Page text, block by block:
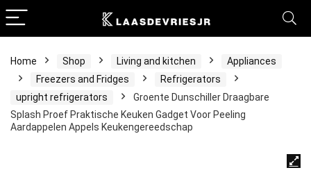
Home Shop Living and kitchen
Appliances
Freezers and Fridges
Refrigerators
upright refrigerators
Groente Dunschiller Draagbare
Splash Proef Praktische Keuken Gadget Voor Peeling
Aardappelen Appels Keukengereedschap